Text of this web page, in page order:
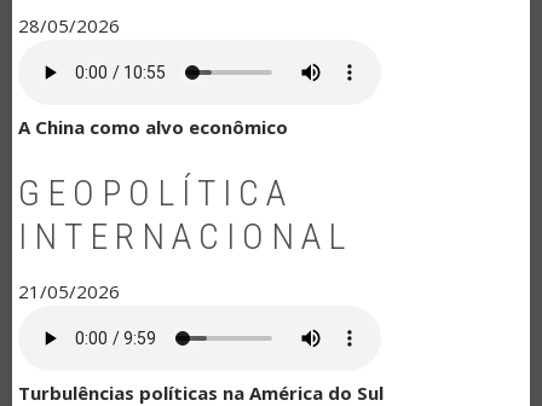
28/05/2026
A China como alvo econômico
GEOPOLÍTICA
INTERNACIONAL
21/05/2026
Turbulências políticas na América do Sul